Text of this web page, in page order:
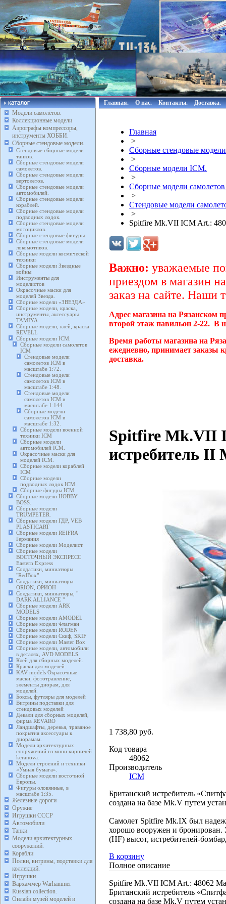
Модели самолётов.
Коллекционные модели
Аэрографы компрессоры,
инструменты ХОББИ.
Сборные стендовые модели.
Стендовые сборные модели
танков.
Сборные стендовые модели
самолетов.
Сборные стендовые модели
вертолетов.
Сборные стендовые модели
автомобилей.
Сборные стендовые модели
кораблей.
Сборные стендовые модели
подводных лодок.
Сборные стендовые модели
мотоциклов.
Сборные стендовые фигуры.
Сборные стендовые модели
локомотивов.
Сборные модели космической
техники
Сборные модели Звездные
войны
Инструменты для
моделистов
Окрасочные маски для
моделей Звезда.
Сборные модели «ЗВЕЗДА»
Сборные модели, краска,
инструменты, аксессуары
TAMIYA
Сборные модели, клей, краска
REVELL
Сборные модели ICM.
Сборные модели самолетов
ICM
Стендовые модели
самолетов ICM в
масштабе 1:72.
Стендовые модели
самолетов ICM в
масштабе 1:48.
Стендовые модели
самолетов ICM в
масштабе 1:144.
Сборные модели
самолетов ICM в
масштабе 1:32.
Сборные модели военной
техники ICM
Сборные модели
автомобилей ICM.
Окрасочные маски для
моделей ICM.
Сборные модели кораблей
ICM
Сборные модели
подводных лодок ICM
Сборные фигуры ICM
Сборные модели HOBBY
BOSS.
Сборные модели
TRUMPETER.
Сборные модели ГДР, VEB
PLASTICART
Сборные модели REIFRA
Германия
Сборные модели Моделист.
Сборные модели
ВОСТОЧНЫЙ ЭКСПРЕСС
Eastern Express
Солдатики, миниатюры
"RedBox"
Солдатики, миниатюры
ORION, ОРИОН
Солдатики, миниатюры, "
DARK ALLIANCE "
Сборные модели ARK
MODELS
Сборные модели AMODEL
Сборные модели Флагман
Сборные модели RODEN
Сборные модели Скиф, SKIF
Сборные модели Master Box
Сборные модели, автомобили
в деталях, AVD MODELS.
Клей для сборных моделей.
Краски для моделей.
KAV models Окрасочные
маски, фототравление,
элементы диорам, для
моделей.
Боксы, футляры для моделей
Витрины подставки для
стендовых моделей
Декали для сборных моделей,
фирма REVARO
Ландшафты, деревья, травяное
покрытия аксессуары к
диорамам.
Модели архитектурных
сооружений из мини кирпичей
keranova.
Модели строений и техники
«Умная бумага».
Сборные модели восточной
Европы.
Фигуры оловянные, в
масштабе 1:35.
Железные дороги
Оружие
Игрушки СССР
Автомобили
Танки
Модели архитектурных
сооружений.
Корабли
Полки, витрины, подставки для
коллекций.
Игрушки
Вархаммер Warhammer
Russian collection.
Онлайн музей моделей и
Главная. О нас. Контакты. Доставка.
Главная
>
Сборные стендовые
>
Сборные модели ICM.
>
Сборные модели
>
Стендовые модели
>
Spitfire Mk.VII ICM Art.:
Важно: уважаемые
приездом в магазин
заказ на сайте. Наши
Адрес магазина на Рязанском
второй этаж павильон 2-22. В
Время работы магазина на
ежедневно, принимает заказы
доставка.
Spitfire Mk.VII
истребитель II
1 738,80 руб.
Код товара
48062
Производитель
ICM
Британский истребитель
создана на базе Mk.V путем
Самолет Spitfire Mk.IX был
хорошо вооружен и бронирован.
(HF) высот, истребителей-
В корзину
Полное описание
Spitfire Mk.VII ICM Art.: 48062
Британский истребитель
создана на базе Mk.V путем